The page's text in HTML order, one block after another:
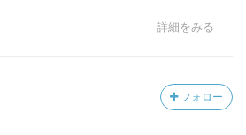
！ってなる気持ち、わかる。
りに、細かいことにこだわる時もあ
詳細をみる
フォロー